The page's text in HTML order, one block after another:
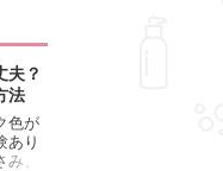
夫？
法
色が
あり
、